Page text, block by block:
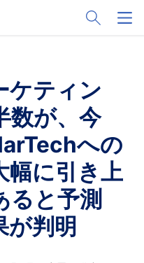
Toggle
ケティン
数が、今
への
幅に引き上
ると予測
が判明